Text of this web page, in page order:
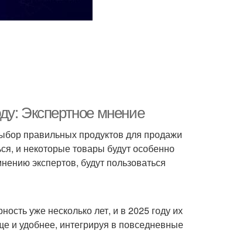
Экспертное мнение
правильных продуктов для продажи
и некоторые товары будут особенно
экспертов, будут пользоваться
уже несколько лет, и в 2025 году их
и удобнее, интегрируя в повседневные